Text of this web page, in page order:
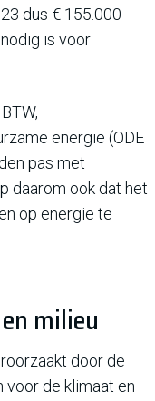
dus € 155.000
is voor
energie (ODE
pas met
daarom ook dat het
op energie te
milieu
door de
de klimaat en